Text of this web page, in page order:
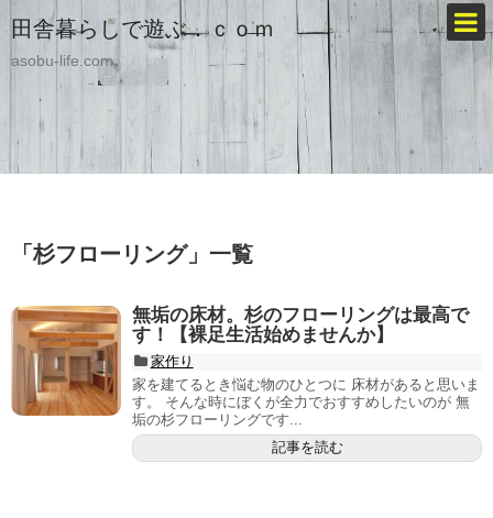
田舎暮らしで遊ぶ．ｃｏｍ
asobu-life.com
「杉フローリング」 一覧
無垢の床材。杉のフローリングは最高で
す！【裸足生活始めませんか】
家作り
家を建てるとき悩む物のひとつに 床材があると思いま
す。 そんな時にぼくが全力でおすすめしたいのが 無
垢の杉フローリングです...
記事を読む